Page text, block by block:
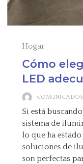
Hogar
Cómo
LED
COMUNICADOS
Si está
sistema de
lo que ha estado
soluciones de
son perfectas